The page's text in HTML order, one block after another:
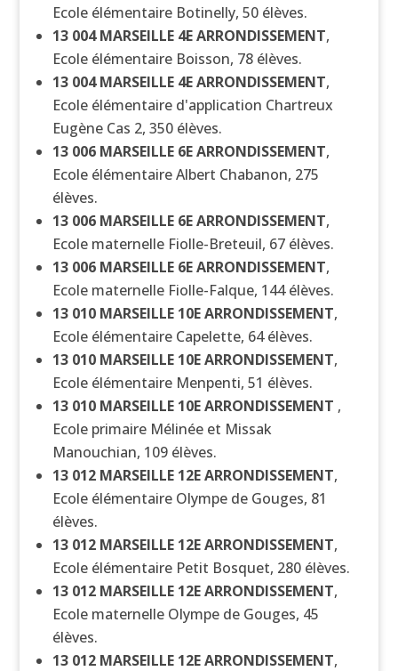
Ecole élémentaire Botinelly, 50 élèves.
13 004MARSEILLE 4E ARRONDISSEMENT,
Ecole élémentaire Boisson, 78 élèves.
13 004MARSEILLE 4E ARRONDISSEMENT,
Ecole élémentaire d'application Chartreux
Eugène Cas 2, 350 élèves.
13 006 MARSEILLE 6E ARRONDISSEMENT,
Ecole élémentaire Albert Chabanon, 275
élèves.
13 006 MARSEILLE 6E ARRONDISSEMENT,
Ecole maternelle Fiolle-Breteuil, 67 élèves.
13 006 MARSEILLE 6E ARRONDISSEMENT,
Ecole maternelle Fiolle-Falque, 144 élèves.
13 010 MARSEILLE 10E ARRONDISSEMENT,
Ecole élémentaire Capelette, 64 élèves.
13 010 MARSEILLE 10E ARRONDISSEMENT,
Ecole élémentaire Menpenti, 51 élèves.
13 010 MARSEILLE 10E ARRONDISSEMENT ,
Ecole primaire Mélinée et Missak
Manouchian, 109 élèves.
13 012 MARSEILLE 12E ARRONDISSEMENT,
Ecole élémentaire Olympe de Gouges, 81
élèves.
13 012 MARSEILLE 12E ARRONDISSEMENT,
Ecole élémentaire Petit Bosquet, 280 élèves.
13 012 MARSEILLE 12E ARRONDISSEMENT,
Ecole maternelle Olympe de Gouges, 45
élèves.
13 012 MARSEILLE 12E ARRONDISSEMENT,